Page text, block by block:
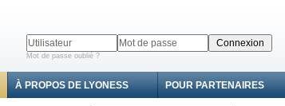
Mot de passe oublié ?
À PROPOS DE LYONESS POUR PARTENAIRES